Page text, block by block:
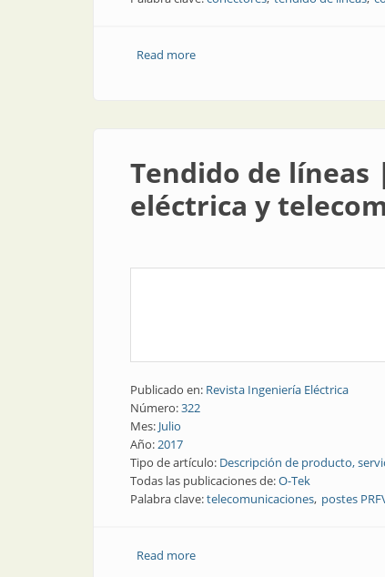
Read moreabout Tendido de líneas |
Tendido de
eléctrica y
Publicado en: Revista Ingeniería Eléctrica
Número:322
Mes: Julio
Año:2017
Tipo de artículo: Descripción de producto,
Todas las publicaciones de:O-Tek
Palabra clave:telecomunicaciones postes
Read moreabout Tendido de líneas | Nuevas